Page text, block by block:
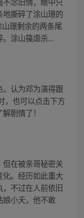
撕碎了涂山璟的
璟剩余的两条尾
涂山篌虐杀...
认为邓为演得跟
，也可以点击下方
剧情了！
在被亲哥秘密关
。经历如此重大
不过在人前依旧
娘小夭，他不敢